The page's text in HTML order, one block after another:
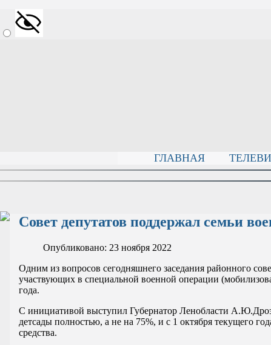
ГЛАВНАЯ
Совет депутатов поддержал семьи
Опубликовано: 23 ноября 2022
Одним из вопросов сегодняшнего заседания районного
участвующих в специальной военной операции
года.
С инициативой выступил Губернатор Ленобласти
детсады полностью, а не на 75%, и с 1 октября текущего
средства.